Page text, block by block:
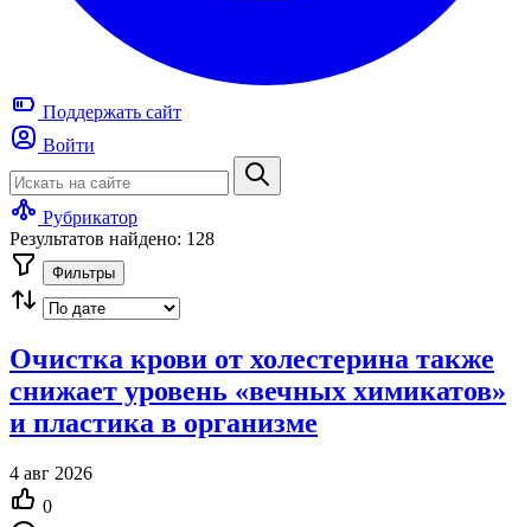
Поддержать сайт
Войти
Рубрикатор
Результатов найдено: 128
Фильтры
Очистка крови от холестерина также
снижает уровень «вечных химикатов»
и пластика в организме
4 авг 2026
0